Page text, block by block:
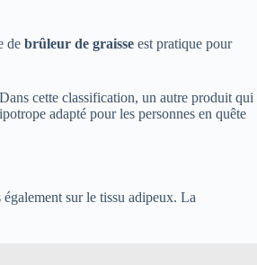
de brûleur de graisse est pratique pour
cette classification, un autre produit qui
adapté pour les personnes en quête
sur le tissu adipeux. La